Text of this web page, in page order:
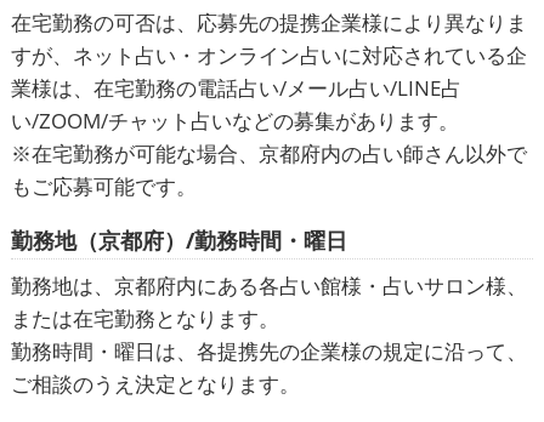
在宅勤務の可否は、応募先の提携企業様により異なりま
すが、ネット占い・オンライン占いに対応されている企
業様は、在宅勤務の電話占い/メール占い/LINE占
い/ZOOM/チャット占いなどの募集があります。
※在宅勤務が可能な場合、京都府内の占い師さん以外で
もご応募可能です。
勤務地（京都府）/勤務時間・曜日
勤務地は、京都府内にある各占い館様・占いサロン様、
または在宅勤務となります。
勤務時間・曜日は、各提携先の企業様の規定に沿って、
ご相談のうえ決定となります。